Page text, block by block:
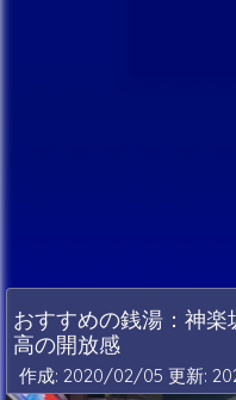
おすすめの銭湯：神
高の開放感
作成: 2020/02/05 更新: